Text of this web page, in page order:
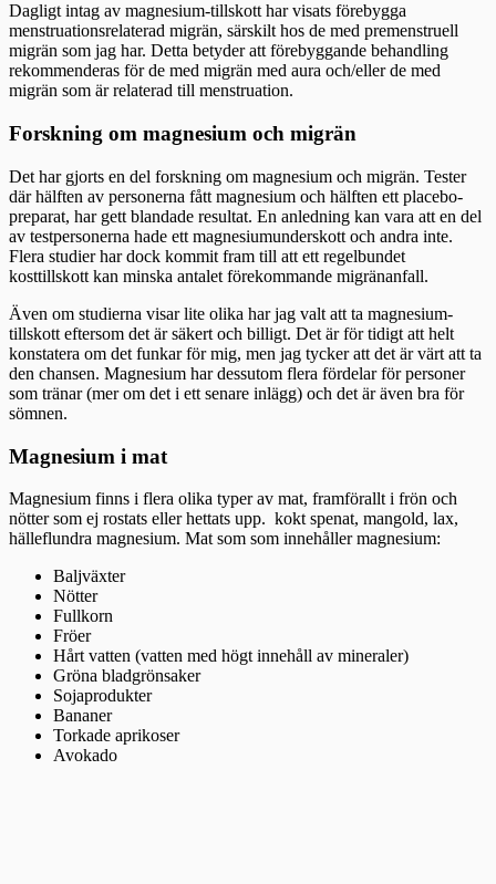
Dagligt intag av magnesium-tillskott har visats förebygga
menstruationsrelaterad migrän, särskilt hos de med premenstruell
migrän som jag har. Detta betyder att förebyggande behandling
rekommenderas för de med migrän med aura och/eller de med
migrän som är relaterad till menstruation.
Forskning om magnesium och migrän
Det har gjorts en del forskning om magnesium och migrän. Tester
där hälften av personerna fått magnesium och hälften ett placebo-
preparat, har gett blandade resultat. En anledning kan vara att en del
av testpersonerna hade ett magnesiumunderskott och andra inte.
Flera studier har dock kommit fram till att ett regelbundet
kosttillskott kan minska antalet förekommande migränanfall.
Även om studierna visar lite olika har jag valt att ta magnesium-
tillskott eftersom det är säkert och billigt. Det är för tidigt att helt
konstatera om det funkar för mig, men jag tycker att det är värt att ta
den chansen. Magnesium har dessutom flera fördelar för personer
som tränar (mer om det i ett senare inlägg) och det är även bra för
sömnen.
Magnesium i mat
Magnesium finns i flera olika typer av mat, framförallt i frön och
nötter som ej rostats eller hettats upp. kokt spenat, mangold, lax,
hälleflundra magnesium. Mat som som innehåller magnesium:
Baljväxter
Nötter
Fullkorn
Fröer
Hårt vatten (vatten med högt innehåll av mineraler)
Gröna bladgrönsaker
Sojaprodukter
Bananer
Torkade aprikoser
Avokado